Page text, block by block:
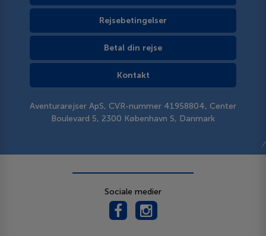
Rejsebetingelser
Betal din rejse
Kontakt
Aventurarejser ApS, CVR-nummer 41958804, Center
Boulevard 5, 2300 København S, Danmark
Sociale medier